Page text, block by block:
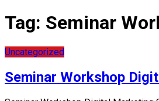
Tag: Seminar
Uncategorized
Seminar Workshop